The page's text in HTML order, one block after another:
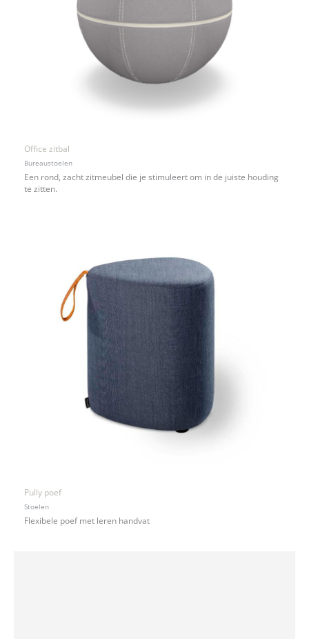
Office zitbal
Bureaustoelen
Een rond, zacht zitmeubel die je stimuleert om in de juiste houding
te zitten.
Pully poef
Stoelen
Flexibele poef met leren handvat